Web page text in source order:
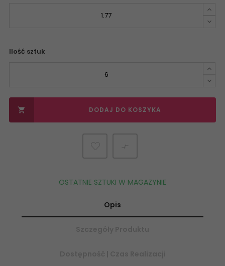
Ilość sztuk
 DODAJ DO KOSZYKA
OSTATNIE SZTUKI W MAGAZYNIE
Opis